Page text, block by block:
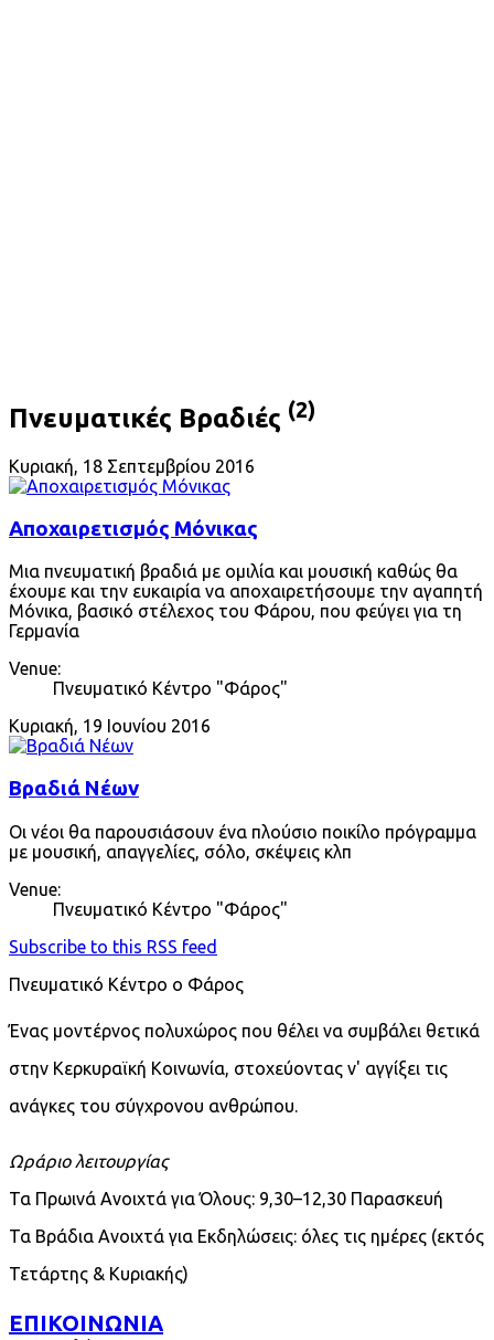
Πνευματικές Βραδιές (2)
Κυριακή, 18 Σεπτεμβρίου 2016
Αποχαιρετισμός Μόνικας
Μια πνευματική βραδιά με ομιλία και μουσική καθώς θα
έχουμε και την ευκαιρία να αποχαιρετήσουμε την αγαπητή
Μόνικα, βασικό στέλεχος του Φάρου, που φεύγει για τη
Γερμανία
Venue:
Πνευματικό Κέντρο "Φάρος"
Κυριακή, 19 Ιουνίου 2016
Βραδιά Νέων
Οι νέοι θα παρουσιάσουν ένα πλούσιο ποικίλο πρόγραμμα
με μουσική, απαγγελίες, σόλο, σκέψεις κλπ
Venue:
Πνευματικό Κέντρο "Φάρος"
Subscribe to this RSS feed
Πνευματικό Κέντρο ο Φάρος
Ένας μοντέρνος πολυχώρος που θέλει να συμβάλει θετικά
στην Κερκυραϊκή Κοινωνία, στοχεύοντας ν' αγγίξει τις
ανάγκες του σύγχρονου ανθρώπου.
Ωράριο λειτουργίας
Τα Πρωινά Ανοιχτά για Όλους: 9,30–12,30 Παρασκευή
Τα Βράδια Ανοιχτά για Εκδηλώσεις: όλες τις ημέρες (εκτός
Τετάρτης & Κυριακής)
ΕΠΙΚΟΙΝΩΝΙΑ